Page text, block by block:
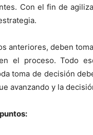
Con el fin de
anteriores, deben
el proceso. Todo
toma de decisión
avanzando y la